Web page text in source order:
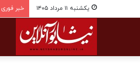
یکشنبه ۱۱ مرداد ۱۴۰۵ خبر فوری